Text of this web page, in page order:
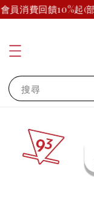
員消費回饋10%起(
搜尋